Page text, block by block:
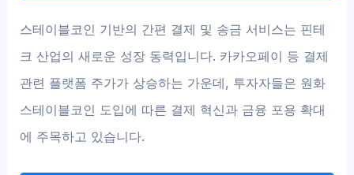
스테이블코인 기반의 간편 결제 및 송금 서비스는 핀테
크 산업의 새로운 성장 동력입니다. 카카오페이 등 결제
관련 플랫폼 주가가 상승하는 가운데, 투자자들은 원화
스테이블코인 도입에 따른 결제 혁신과 금융 포용 확대
에 주목하고 있습니다.